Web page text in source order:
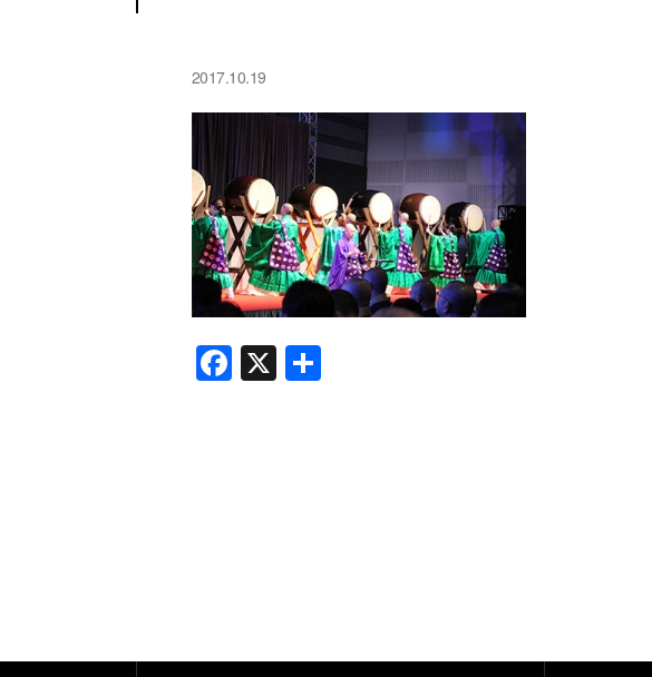
2017.10.19
F
a
X